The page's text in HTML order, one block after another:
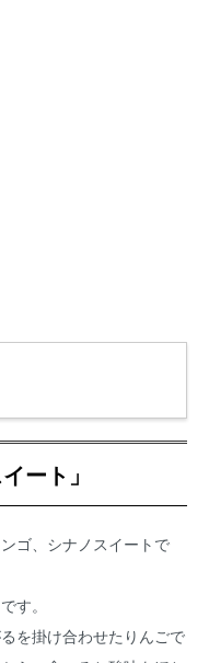
ート」
ゴ、シナノスイートで
す。
を掛け合わせたりんごで